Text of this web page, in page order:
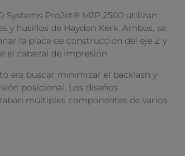
Systems ProJet® MJP 2500 utilizan
y husillos de Haydon Kerk. Ambos, se
la placa de construcción del eje Z y
el cabezal de impresión.
era buscar minimizar el backlash y
posicional. Los diseños
múltiples componentes de varios